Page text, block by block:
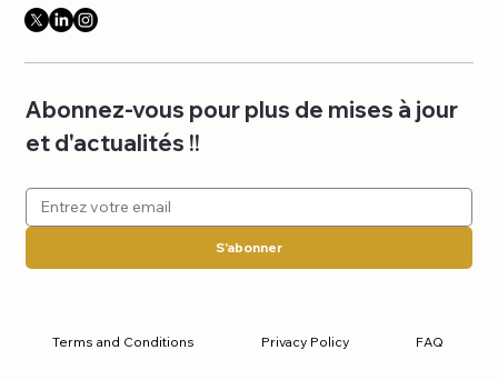
Abonnez-vous pour plus de mises à jour
et d'actualités !!
S'abonner
Terms and Conditions Privacy Policy FAQ